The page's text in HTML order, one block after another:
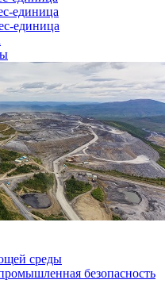
единица
единица
среды
безопасность